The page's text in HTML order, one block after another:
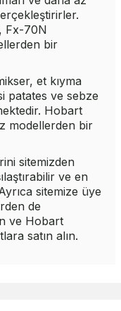
Fx-70N
bir
et kıyma
patates ve sebze
Hobart
modellerden bir
sitemizden
ve en
sitemize üye
de
ve Hobart
satın alın.